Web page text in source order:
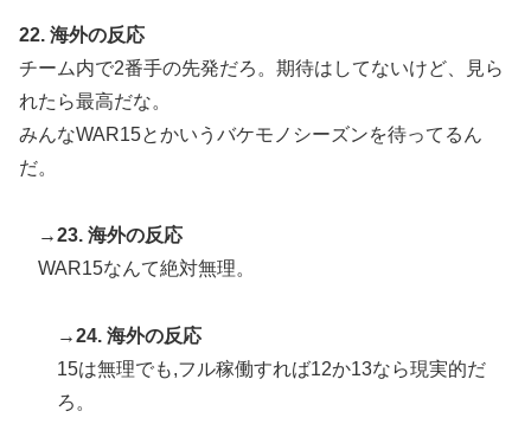
22. 海外の反応
チーム内で2番手の先発だろ。期待はしてないけど、見ら
れたら最高だな。
みんなWAR15とかいうバケモノシーズンを待ってるん
だ。
→23. 海外の反応
WAR15なんて絶対無理。
→24. 海外の反応
15は無理でも,フル稼働すれば12か13なら現実的だ
ろ。